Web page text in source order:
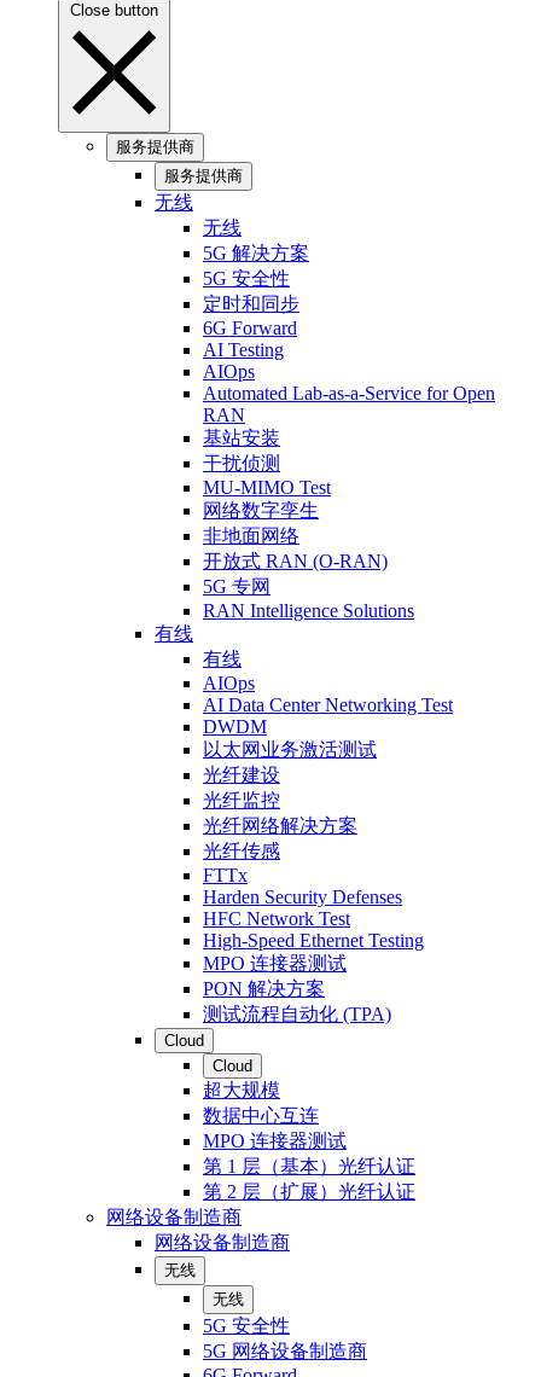
Close button
服务提供商
服务提供商
无线
无线
5G 解决方案
5G 安全性
定时和同步
6G Forward
AI Testing
AIOps
Automated Lab-as-a-Service for Open
RAN
基站安装
干扰侦测
MU-MIMO Test
网络数字孪生
非地面网络
开放式 RAN (O-RAN)
5G 专网
RAN Intelligence Solutions
有线
有线
AIOps
AI Data Center Networking Test
DWDM
以太网业务激活测试
光纤建设
光纤监控
光纤网络解决方案
光纤传感
FTTx
Harden Security Defenses
HFC Network Test
High-Speed Ethernet Testing
MPO 连接器测试
PON 解决方案
测试流程自动化 (TPA)
Cloud
Cloud
超大规模
数据中心互连
MPO 连接器测试
第 1 层（基本）光纤认证
第 2 层（扩展）光纤认证
网络设备制造商
网络设备制造商
无线
无线
5G 安全性
5G 网络设备制造商